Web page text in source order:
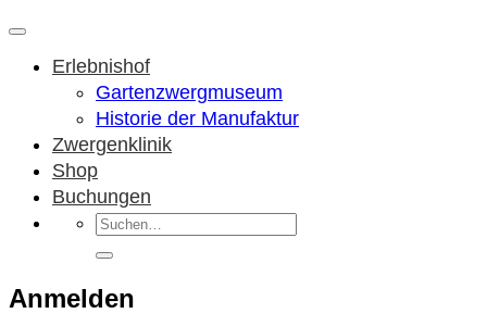
Erlebnishof
Gartenzwergmuseum
Historie der Manufaktur
Zwergenklinik
Shop
Buchungen
Suchen
nach:
Anmelden